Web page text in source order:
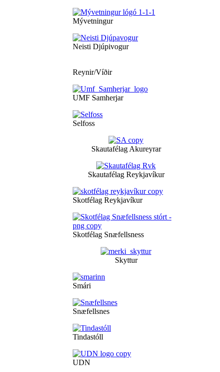
Mývetningur
Neisti Djúpivogur
Reynir/Víðir
UMF Samherjar
Selfoss
Skautafélag Akureyrar
Skautafélag Reykjavíkur
Skotfélag Reykjavíkur
Skotfélag Snæfellsness
Skyttur
Smári
Snæfellsnes
Tindastóll
UDN